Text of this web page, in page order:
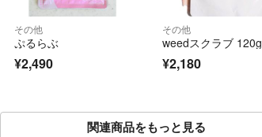
その他
ぷるらぶ
¥2,490
その他
weedスクラブ 120g
¥2,180
関連商品をもっと見る